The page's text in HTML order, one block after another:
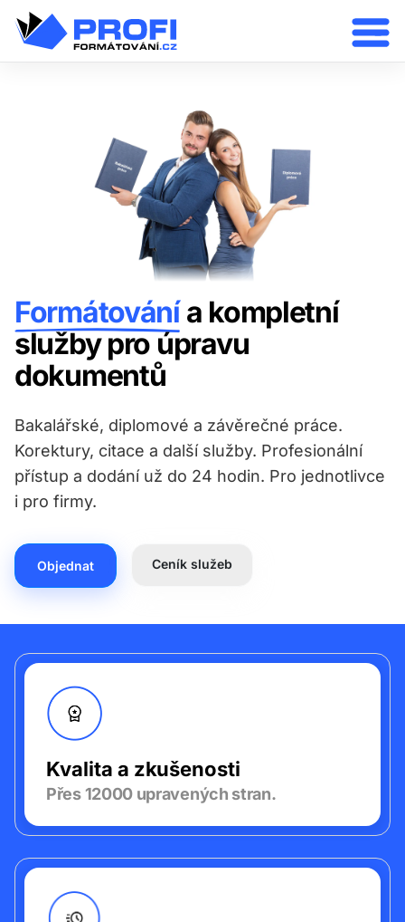
Formátovánía kompletní
služby pro úpravu
dokumentů
Bakalářské, diplomové a závěrečné práce.
Korektury, citace a další služby. Profesionální
přístup a dodání už do 24 hodin. Pro jednotlivce
i pro firmy.
Objednat Ceník služeb
Kvalita a zkušenosti
Přes 12000 upravených stran.